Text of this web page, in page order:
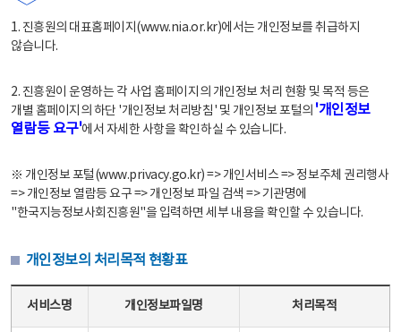
1. 진흥원의 대표홈페이지(www.nia.or.kr)에서는 개인정보를 취급하지
않습니다.
2. 진흥원이 운영하는 각 사업 홈페이지의 개인정보 처리 현황 및 목적 등은
개별 홈페이지의 하단 '개인정보 처리방침' 및 개인정보 포털의 '개인정보
열람등 요구'에서 자세한 사항을 확인하실 수 있습니다.
※ 개인정보 포털(www.privacy.go.kr) => 개인서비스 => 정보주체 권리행사
=> 개인정보 열람등 요구 => 개인정보 파일 검색 => 기관명에
"한국지능정보사회진흥원"을 입력하면 세부 내용을 확인할 수 있습니다.
개인정보의 처리목적 현황표
서비스명 개인정보파일명 처리목적